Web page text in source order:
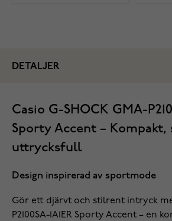
DETALJER
Casio G-SHOCK GMA-
Sporty Accent – Kompakt,
uttrycksfull
Design inspirerad av sportmode
Gör ett djärvt och stilrent intryck
P2100SA-1A1ER Sporty Accent – en